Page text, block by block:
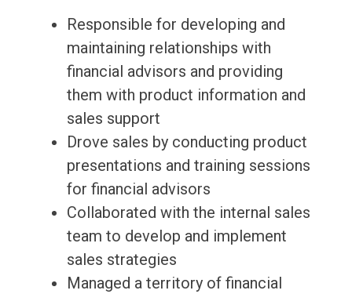
Responsible for developing and
maintaining relationships with
financial advisors and providing
them with product information and
sales support
Drove sales by conducting product
presentations and training sessions
for financial advisors
Collaborated with the internal sales
team to develop and implement
sales strategies
Managed a territory of financial